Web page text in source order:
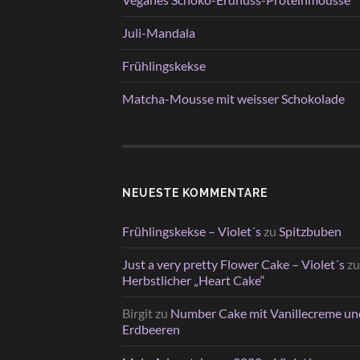
Juli-Mandala
Frühlingskekse
Matcha-Mousse mit weisser Schokolade
NEUESTE KOMMENTARE
Frühlingskekse – Violet´s zu Spitzbuben
Just a very pretty Flower Cake – Violet´s zu
Herbstlicher „Heart Cake“
Birgit zu Number Cake mit Vanillecreme
Erdbeeren